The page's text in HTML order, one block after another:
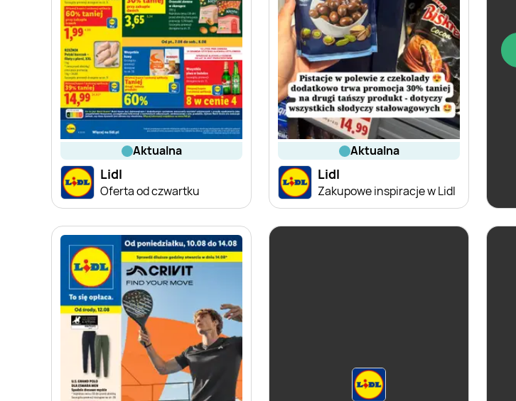
aktualna
Lidl
Oferta od czwartku
aktualna
Lidl
Zakupowe inspiracje w Lidl